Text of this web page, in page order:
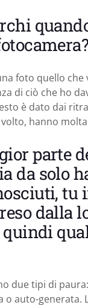
foto quello che
di ciò che ho
è dato dai
volto, hanno
parte
da solo
tu
dalla
due tipi di
o auto-generata.